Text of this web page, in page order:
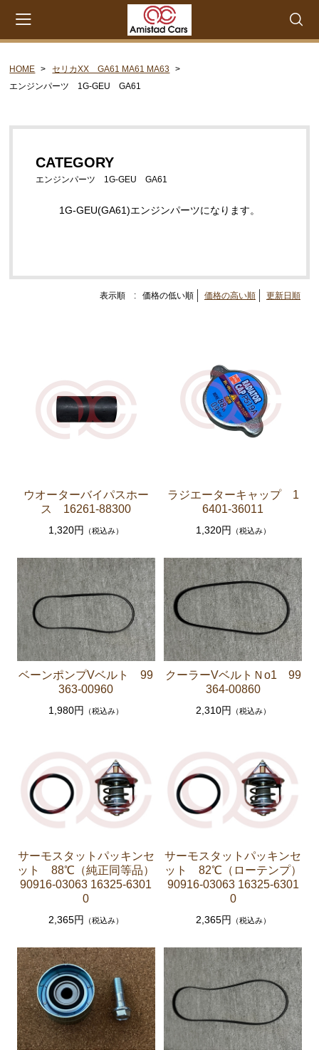
ど）
ウエザーストリップ ワイヤー類
エンジンパーツ M-TEU MA63
エンジンパーツ 1G-GEU GA61
エンジンパーツ 1G-EU GA61
ト ホース など）
クラッチパーツ（マスターシリンダー クラッチレリ
ーズシリンダー オーバーホールキット など）
ステアリングパーツ（各種リペアキット ラックブー
ツ ラックエンド タイロッドエンド など）
足回りパーツ（アッパーマウント ベアリング ボールジ
ョイント ブッシュ類 など）
燃料パーツ（ポンプ フィルター ダンパー センダ
ーゲージ ホースなど）
駆動パーツ（センターサポートベアリング ドライブ
シャフトブーツ デフなど）
ラベル
スープラ GA70 GA70H MA70 JZA70
エンジンパーツ 7M-GTEU MA70
エンジンパーツ 1JZ-GTE JZA70
エンジンパーツ 1G-GEU GA70
エンジンパーツ 1G-EU GA70
エンジンパーツ 1G-FE GA70
ト ホース など）
クラッチパーツ（マスターシリンダー クラッチレリ
ーズシリンダー オーバーホールキット など）
燃料パーツ（ポンプ フィルター ダンパー センダ
ーゲージなど）
HOME
セリカXX GA61 MA61 MA63
エンジンパーツ 1G-GEU GA61
CATEGORY
エンジンパーツ 1G-GEU GA61
1G-GEU(GA61)エンジンパーツになります。
表示順 : 価格の低い順 価格の高い順 更新日順
ウオーターバイパスホー
ス 16261-88300
1,320円 （税込み）
ラジエーターキャップ 1
6401-36011
1,320円 （税込み）
ベーンポンプVベルト 99
363-00960
1,980円 （税込み）
クーラーVベルトＮo1 99
364-00860
2,310円 （税込み）
サーモスタットパッキンセ
ット 88℃（純正同等品）
90916-03063 16325-6301
0
2,365円 （税込み）
サーモスタットパッキンセ
ット 82℃（ローテンプ）
90916-03063 16325-6301
0
2,365円 （税込み）